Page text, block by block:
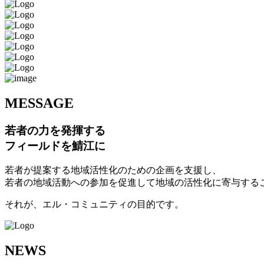
MESSAGE
若者の力を発揮する
フィールドを鯖江に
若者が提案する地域活性化のための企画を支援し、
若者の地域活動への参加を促進して地域の活性化に寄与する
それが、エル・コミュニティの目的です。
NEWS